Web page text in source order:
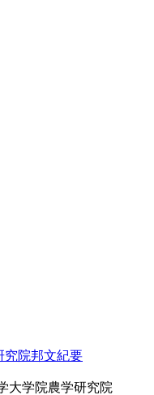
究院邦文紀要
大学院農学研究院